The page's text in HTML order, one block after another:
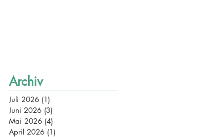
Archiv
Juli 2026 (1)
Juni 2026 (3)
Mai 2026 (4)
April 2026 (1)